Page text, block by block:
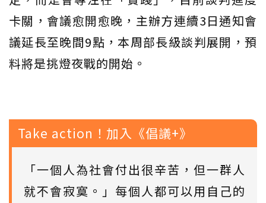
卡關，會議愈開愈晚，主辦方連續3日通知會
議延長至晚間9點，本周部長級談判展開，預
料將是挑燈夜戰的開始。
Take action！加入《倡議+》
「一個人為社會付出很辛苦，但一群人
就不會寂寞。」每個人都可以用自己的